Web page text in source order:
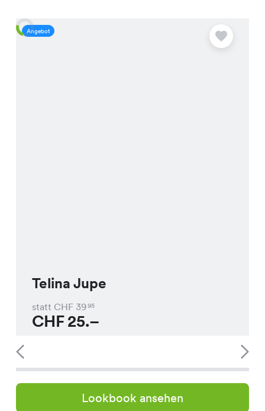
Angebot
Telina Jupe
statt CHF 3995
CHF25.–
Lookbook ansehen